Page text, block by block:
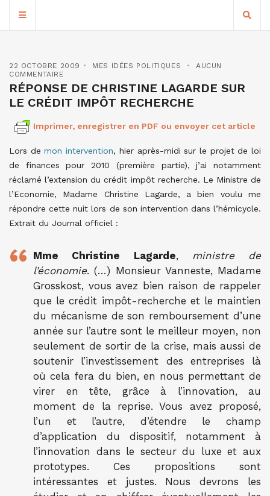
22 OCTOBRE 2009 MES IDÉES POLITIQUES
AUCUN
COMMENTAIRE
RÉPONSE DE CHRISTINE LAGARDE SUR
LE CRÉDIT IMPÔT RECHERCHE
Imprimer, enregistrer en PDF ou envoyer cet article
Lors demon intervention, hier après-midi sur le projet de loi
de finances pour 2010 (première partie), j’ai notamment
réclamé l’extension du crédit impôt recherche. Le Ministre de
l’Economie, Madame Christine Lagarde, a bien voulu me
répondre cette nuit lors de son intervention dans l’hémicycle.
Extrait du Journal officiel :
Mme Christine Lagarde, ministre de
l’économie. (…) Monsieur Vanneste, Madame
Grosskost, vous avez bien raison de rappeler
que le crédit impôt-recherche et le maintien
du mécanisme de son remboursement d’une
année sur l’autre sont le meilleur moyen, non
seulement de sortir de la crise, mais aussi de
soutenir l’investissement des entreprises là
où cela fera du bien, en nous permettant de
virer en tête, grâce à l’innovation, au
moment de la reprise. Vous avez proposé,
l’un et l’autre, d’étendre le champ
d’application du dispositif, notamment à
l’innovation dans le secteur du luxe et aux
prototypes. Ces propositions sont
intéressantes et justes. Nous devrons les